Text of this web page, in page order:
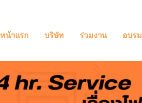
หน้าแรก บริษัท ร่วมงาน อบรม